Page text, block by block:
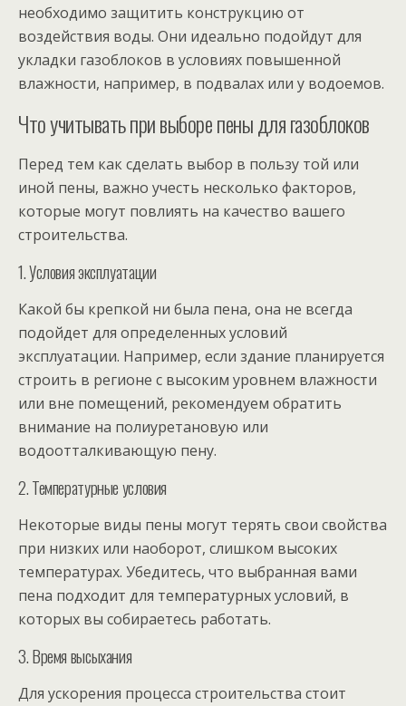
необходимо защитить конструкцию от
воздействия воды. Они идеально подойдут для
укладки газоблоков в условиях повышенной
влажности, например, в подвалах или у водоемов.
Что учитывать при выборе пены для газоблоков
Перед тем как сделать выбор в пользу той или
иной пены, важно учесть несколько факторов,
которые могут повлиять на качество вашего
строительства.
1. Условия эксплуатации
Какой бы крепкой ни была пена, она не всегда
подойдет для определенных условий
эксплуатации. Например, если здание планируется
строить в регионе с высоким уровнем влажности
или вне помещений, рекомендуем обратить
внимание на полиуретановую или
водоотталкивающую пену.
2. Температурные условия
Некоторые виды пены могут терять свои свойства
при низких или наоборот, слишком высоких
температурах. Убедитесь, что выбранная вами
пена подходит для температурных условий, в
которых вы собираетесь работать.
3. Время высыхания
Для ускорения процесса строительства стоит